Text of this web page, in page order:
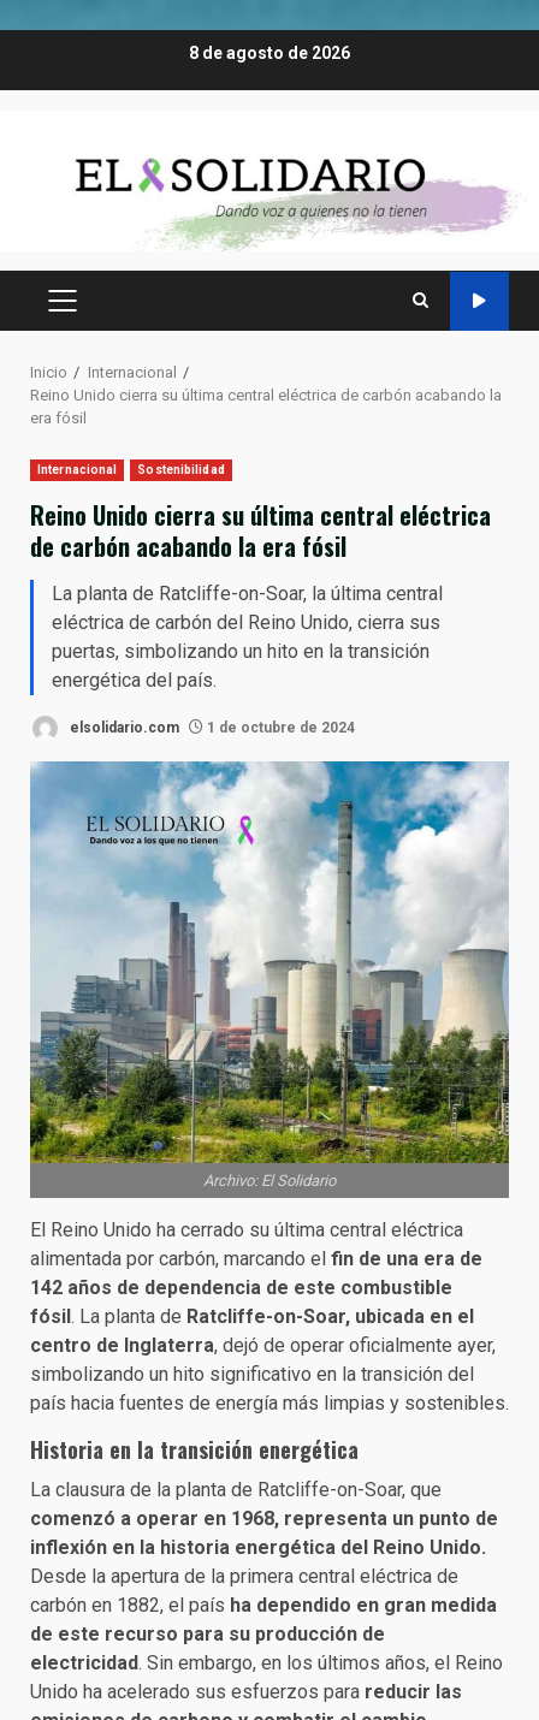
8 de agosto de 2026
MENÚ
Inicio
Internacional
Reino Unido cierra su última central eléctrica de carbón acabando la
era fósil
Internacional Sostenibilidad
Reino Unido cierra su última central eléctrica
de carbón acabando la era fósil
La planta de Ratcliffe-on-Soar, la última central
eléctrica de carbón del Reino Unido, cierra sus
puertas, simbolizando un hito en la transición
energética del país.
elsolidario.com 1 de octubre de 2024
Archivo: El Solidario
El Reino Unido ha cerrado su última central eléctrica
alimentada por carbón, marcando el fin de una era de
142 años de dependencia de este combustible
fósil. La planta de Ratcliffe-on-Soar, ubicada en el
centro de Inglaterra, dejó de operar oficialmente ayer,
simbolizando un hito significativo en la transición del
país hacia fuentes de energía más limpias y sostenibles.
Historia en la transición energética
La clausura de la planta de Ratcliffe-on-Soar, que
comenzó a operar en 1968, representa un punto de
inflexión en la historia energética del Reino Unido.
Desde la apertura de la primera central eléctrica de
carbón en 1882, el país ha dependido en gran medida
de este recurso para su producción de
electricidad. Sin embargo, en los últimos años, el Reino
Unido ha acelerado sus esfuerzos para reducir las